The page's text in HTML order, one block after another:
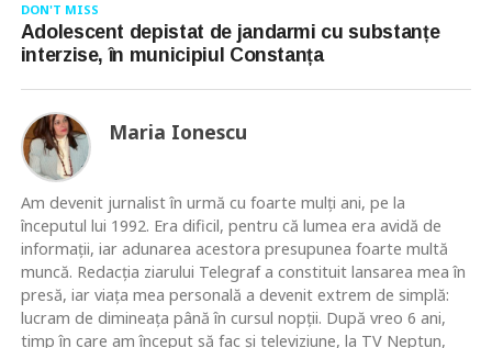
DON'T MISS
Adolescent depistat de jandarmi cu substanțe
interzise, în municipiul Constanța
Maria Ionescu
Am devenit jurnalist în urmă cu foarte mulţi ani, pe la
începutul lui 1992. Era dificil, pentru că lumea era avidă de
informaţii, iar adunarea acestora presupunea foarte multă
muncă. Redacţia ziarului Telegraf a constituit lansarea mea în
presă, iar viaţa mea personală a devenit extrem de simplă:
lucram de dimineaţa până în cursul nopţii. După vreo 6 ani,
timp în care am început să fac şi televiziune, la TV Neptun,